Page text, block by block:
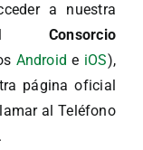
a nuestra
Consorcio
Android e iOS),
página oficial
al Teléfono